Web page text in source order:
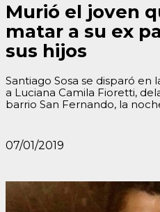
Murió el joven
matar a su ex
sus hijos
Santiago Sosa se disparó
a Luciana Camila Fioretti,
barrio San Fernando, la
07/01/2019